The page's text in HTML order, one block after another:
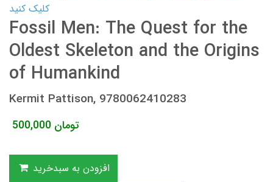
کلیک کنید
Fossil Men: The Quest for the
Oldest Skeleton and the Origins
of Humankind
Kermit Pattison, 9780062410283
500,000 تومان
افزودن به سبدخرید